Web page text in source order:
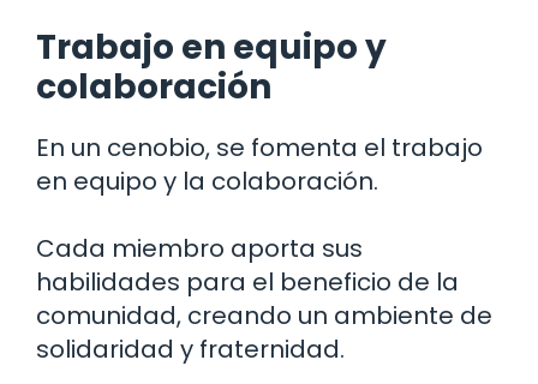
Trabajo en equipo y
colaboración
En un cenobio, se fomenta el trabajo
en equipo y la colaboración.
Cada miembro aporta sus
habilidades para el beneficio de la
comunidad, creando un ambiente de
solidaridad y fraternidad.